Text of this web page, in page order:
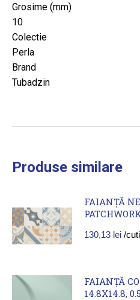
Grosime (mm)
10
Colectie
Perla
Brand
Tubadzin
Produse similare
FAIANȚĂ
130,13 lei /
FAIANȚĂ
14.8X14.8,